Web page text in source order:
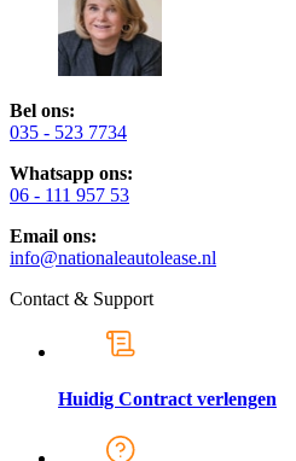
Bel ons:
035 - 523 7734
Whatsapp ons:
06 - 111 957 53
Email ons:
info@nationaleautolease.nl
Contact & Support
Huidig Contract verlengen